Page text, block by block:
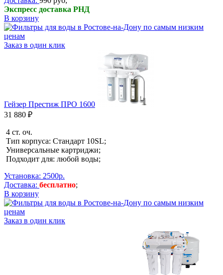
Экспресс доставка РНД
В корзину
Заказ в один клик
Гейзер Престиж ПРО 1600
31 880 ₽
4 ст. оч.
Тип корпуса: Стандарт 10SL;
Универсальные картриджи;
Подходит для: любой воды;
Установка: 2500р.
Доставка: бесплатно;
В корзину
Заказ в один клик